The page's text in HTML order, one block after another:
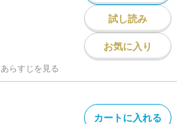
試し読み
お気に入り
あらすじを見る
カートに入れる